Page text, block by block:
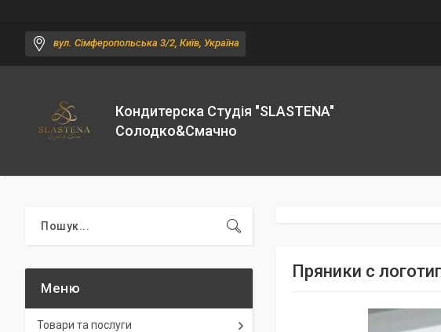
вул. Сімферопольська 3/2, Київ, Україна
Кондитерска Студія "SLASTENA"
Солодко&Смачно
Пряники с
Товари та послуги